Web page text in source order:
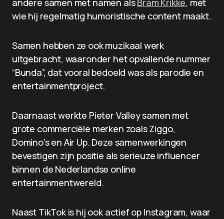
andere samen met namen als Bram Krikke, met
wie hij regelmatig humoristische content maakt.
Samen hebben ze ook muzikaal werk
uitgebracht, waaronder het opvallende nummer
“Bunda”, dat vooral bedoeld was als parodie en
entertainmentproject.
Daarnaast werkte Pieter Valley samen met
grote commerciële merken zoals Ziggo,
Domino’s en Air Up. Deze samenwerkingen
bevestigen zijn positie als serieuze influencer
binnen de Nederlandse online
entertainmentwereld.
Naast TikTok is hij ook actief op Instagram, waar